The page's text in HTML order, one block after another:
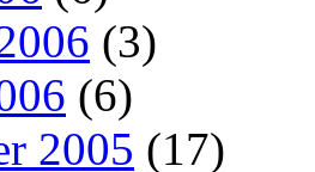
(3)
(6)
2005 (17)